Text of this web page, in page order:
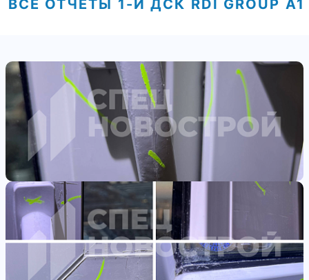
ВСЕ ОТЧЁТЫ 1-Й ДСК RDI GROUP